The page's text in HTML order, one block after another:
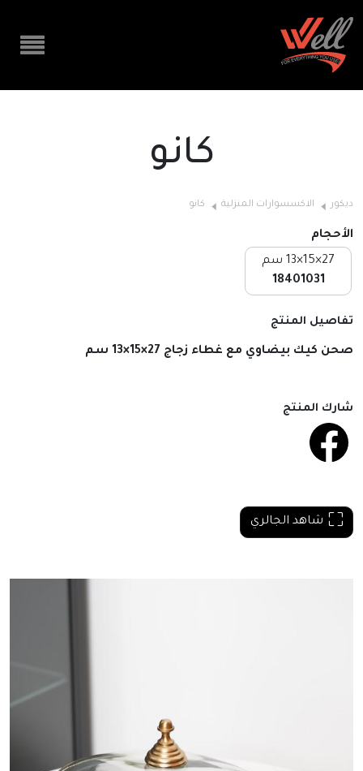
كانو
ديكور الاكسسوارات المنزلية كانو
الأحجام
27×15×13 سم
18401031
تفاصيل المنتج
صحن كيك بيضاوي مع غطاء زجاج 27×15×13 سم
شارك المنتج
شاهد الجالري